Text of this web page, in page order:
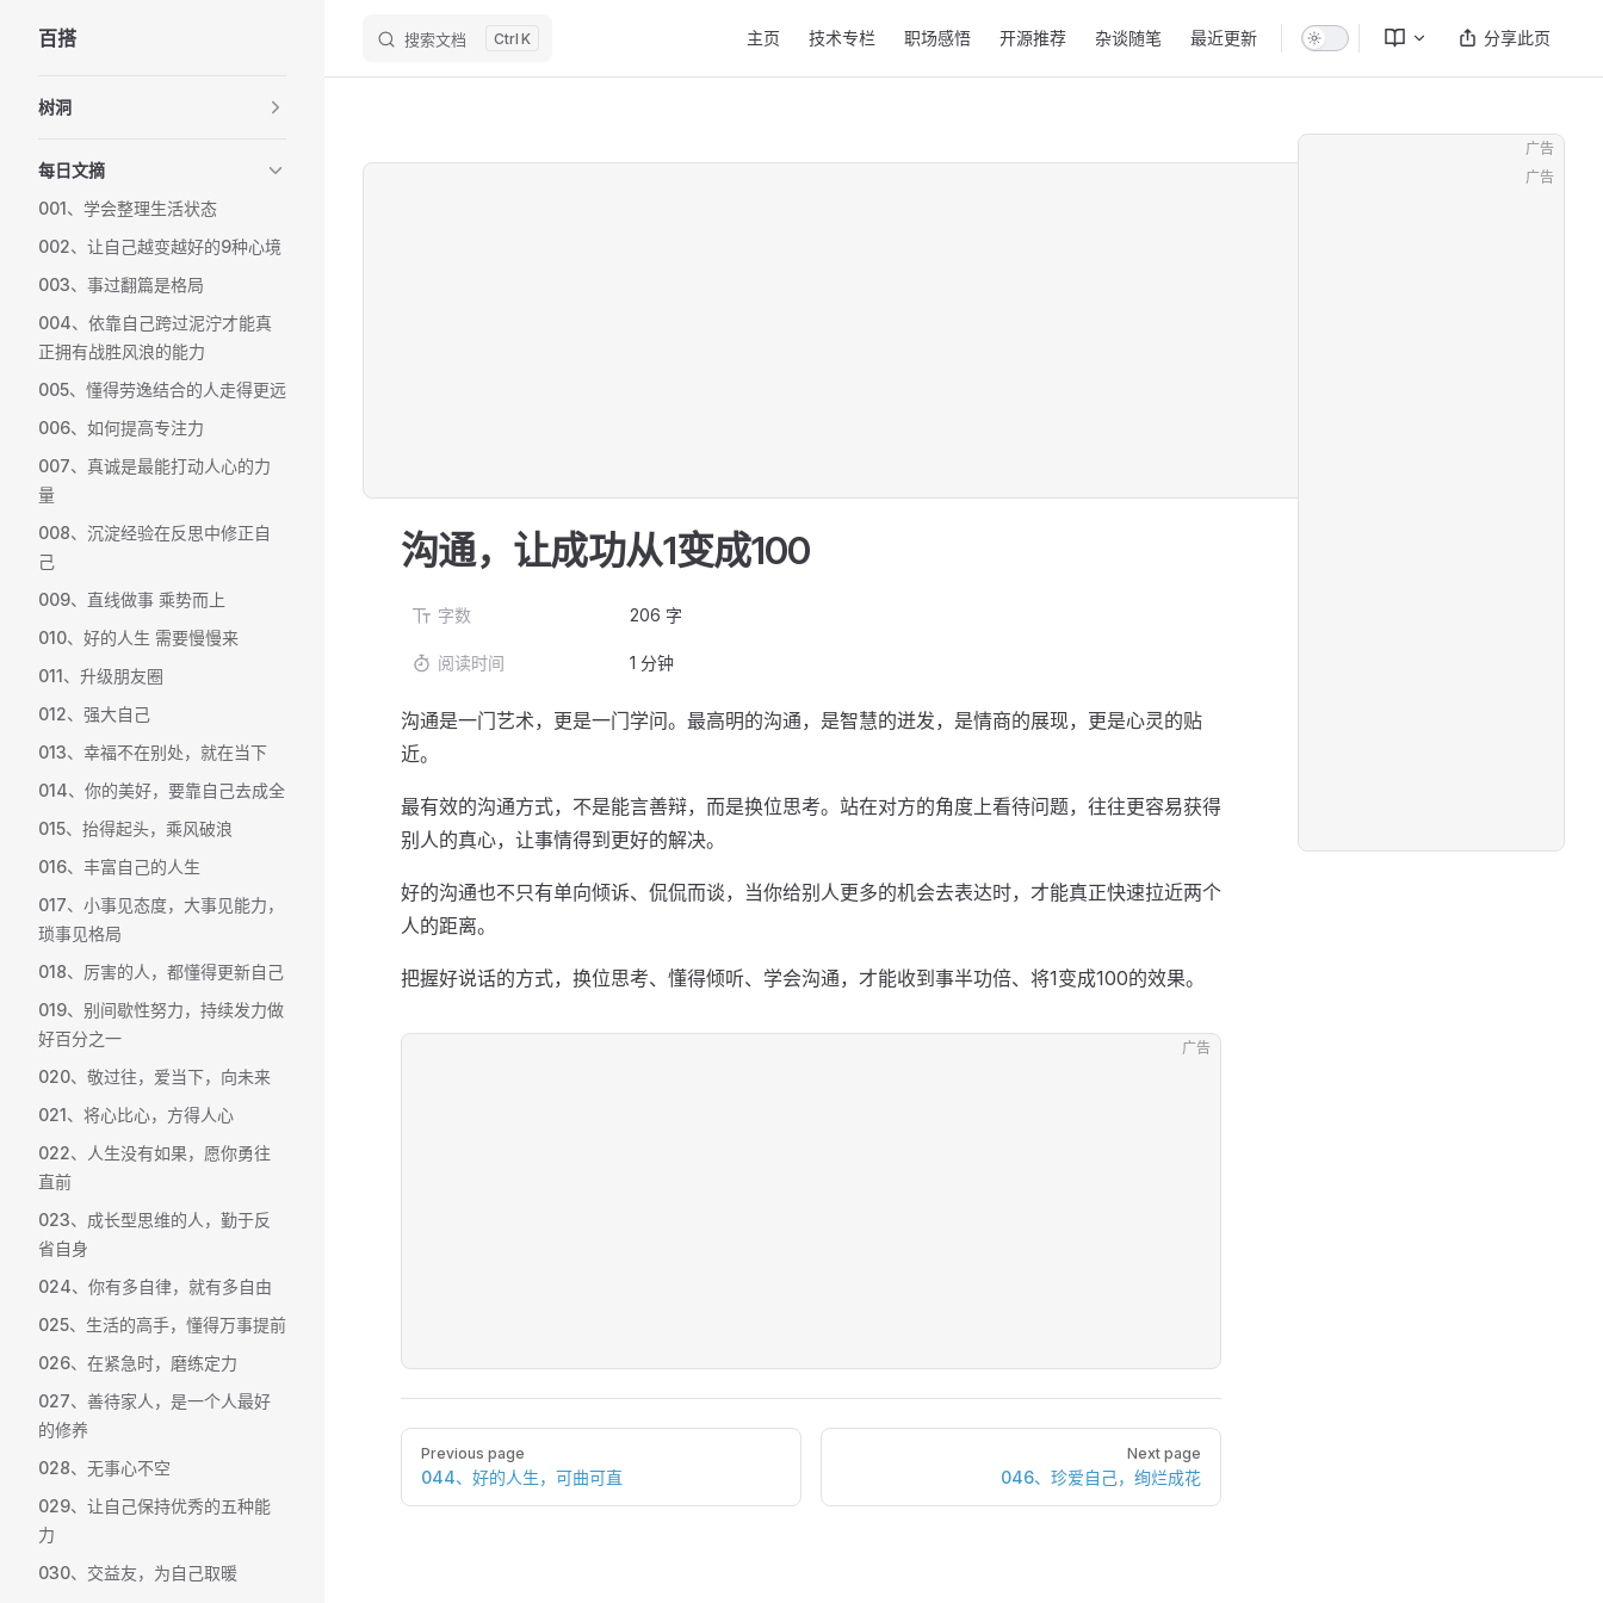
Skip to content
百搭 搜索文档 K 主页 技术专栏 职场感悟 开源推荐 杂谈随笔 最近更新 分享此页
树洞
每日文摘
001、学会整理生活状态
002、让自己越变越好的9种心境
003、事过翻篇是格局
004、依靠自己跨过泥泞才能真
正拥有战胜风浪的能力
005、懂得劳逸结合的人走得更远
006、如何提高专注力
007、真诚是最能打动人心的力
量
008、沉淀经验在反思中修正自
己
009、直线做事 乘势而上
010、好的人生 需要慢慢来
011、升级朋友圈
012、强大自己
013、幸福不在别处，就在当下
014、你的美好，要靠自己去成全
015、抬得起头，乘风破浪
016、丰富自己的人生
017、小事见态度，大事见能力，
琐事见格局
018、厉害的人，都懂得更新自己
019、别间歇性努力，持续发力做
好百分之一
020、敬过往，爱当下，向未来
021、将心比心，方得人心
022、人生没有如果，愿你勇往
直前
023、成长型思维的人，勤于反
省自身
024、你有多自律，就有多自由
025、生活的高手，懂得万事提前
026、在紧急时，磨练定力
027、善待家人，是一个人最好
的修养
028、无事心不空
029、让自己保持优秀的五种能
力
030、交益友，为自己取暖
广告
广告
沟通，让成功从1变成100
字数 206 字
阅读时间 1 分钟
沟通是一门艺术，更是一门学问。最高明的沟通，是智慧的迸发，是情商的展现，更是心灵的贴
近。
最有效的沟通方式，不是能言善辩，而是换位思考。站在对方的角度上看待问题，往往更容易获得
别人的真心，让事情得到更好的解决。
好的沟通也不只有单向倾诉、侃侃而谈，当你给别人更多的机会去表达时，才能真正快速拉近两个
人的距离。
把握好说话的方式，换位思考、懂得倾听、学会沟通，才能收到事半功倍、将1变成100的效果。
广告
Pager
Previous page
044、好的人生，可曲可直
Next page
046、珍爱自己，绚烂成花